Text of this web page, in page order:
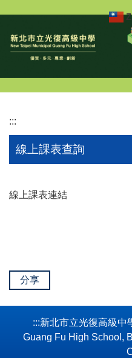
主
要
:::
線上課表查詢
線上課表連結
分享
:::新北市立光復高級
Guang Fu High School,